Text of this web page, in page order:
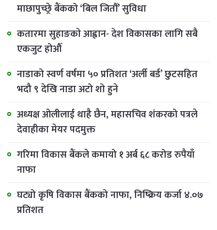
माछापुच्छ्रे बैंकको ‘बिल जितौँ’ सुविधा
कतारमा सुहाङकाे आह्वान- देश विकासका लागि सबै
एकजुट होऔँ
नाडाको स्वर्ण वर्षमा ५० प्रतिशत ‘अर्ली बर्ड’ छुटसहित
भदौ ९ देखि नाडा अटो शो हुने
अध्यक्ष ओलीलाई थाहै छैन, महासचिव शंकरको पत्रले
देवाहीका मेयर पदमुक्त
गरिमा विकास बैंकले कमायो १ अर्ब ६८ करोड रुपैयाँ
नाफा
घट्यो कृषि विकास बैंकको नाफा, निष्क्रिय कर्जा ४.०७
प्रतिशत